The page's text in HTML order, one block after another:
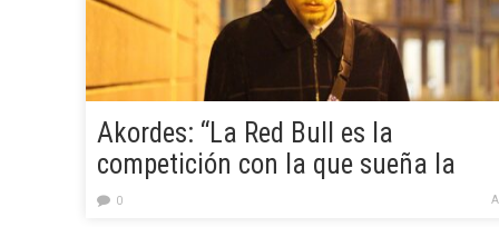
Akordes: “La Red Bull es la
competición con la que sueña la
mayoría de gente que empieza en
0